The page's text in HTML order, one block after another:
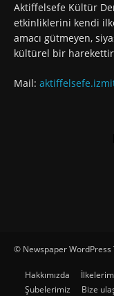
Aktiffelsefe Kültür
etkinliklerini kendi
amacı gütmeyen,
kültürel bir
Mail:
© Newspaper WordPress
Hakkımızda
Şubelerimiz
Bize